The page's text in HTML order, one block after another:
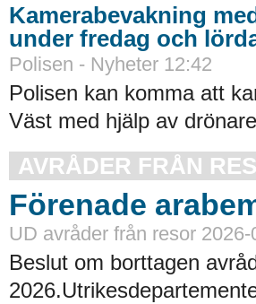
Kamerabevakning
under fredag och
Polisen - Nyheter 12:42
Polisen kan komma att
Väst med hjälp av
AVRÅDER FRÅN
Förenade
UD avråder från resor
Beslut om borttagen